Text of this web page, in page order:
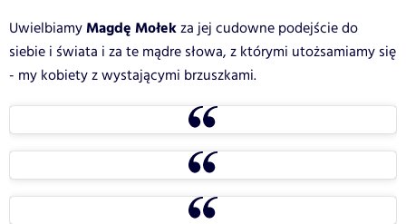
UwielbiamyMagdę Mołekza jej cudowne podejście do
siebie i świata i za te mądre słowa, z którymi utożsamiamy się
- my kobiety z wystającymi brzuszkami.